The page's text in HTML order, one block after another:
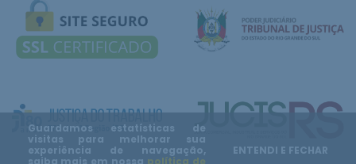
Guardamos estatísticas de
visitas para melhorar sua
experiência de navegação,
saiba mais em nossa política de
ENTENDI E FECHAR